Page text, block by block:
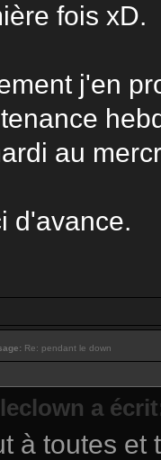
fois xD.
j'en
au
d'avance.
Re: pendant le down
a
à toutes et